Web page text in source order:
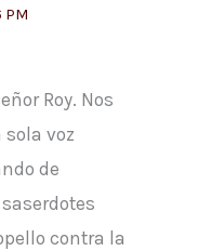
PM
Roy. Nos
voz
de
contra la